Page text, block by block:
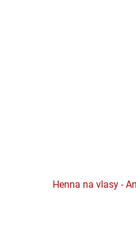
Henna na vlasy -